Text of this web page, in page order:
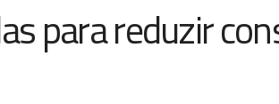
para reduzir